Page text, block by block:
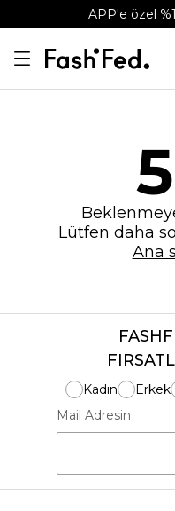
APP'e özel
Lütfen daha
Ana
Kadın Erkek
Mail Adresin